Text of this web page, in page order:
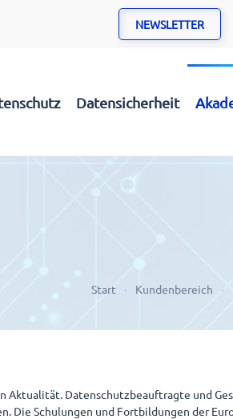
NEWSLETTER
Datensicherheit
Start Kundenbereich
Aktualität. Datenschutzbeauftragte und
Die Schulungen und Fortbildungen der